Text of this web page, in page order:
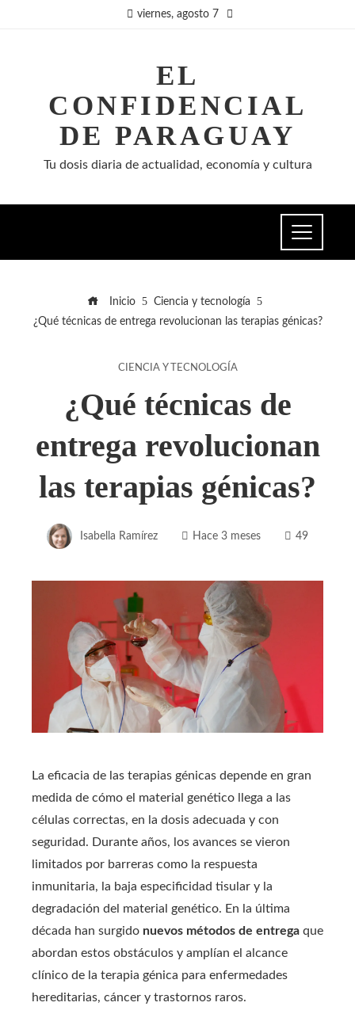
viernes, agosto 7
EL
CONFIDENCIAL
DE PARAGUAY
Tu dosis diaria de actualidad, economía y cultura
Inicio
Ciencia y tecnología
¿Qué técnicas de entrega revolucionan las terapias génicas?
CIENCIA Y TECNOLOGÍA
¿Qué técnicas de
entrega revolucionan
las terapias génicas?
Isabella Ramírez Hace 3 meses 49
La eficacia de las terapias génicas depende en gran
medida de cómo el material genético llega a las
células correctas, en la dosis adecuada y con
seguridad. Durante años, los avances se vieron
limitados por barreras como la respuesta
inmunitaria, la baja especificidad tisular y la
degradación del material genético. En la última
década han surgido nuevos métodos de entrega que
abordan estos obstáculos y amplían el alcance
clínico de la terapia génica para enfermedades
hereditarias, cáncer y trastornos raros.